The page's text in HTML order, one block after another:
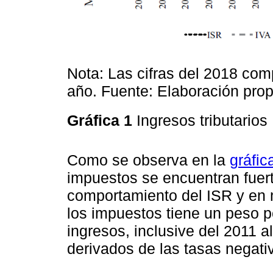
Nota: Las cifras del 2018
año. Fuente: Elaboración
Gráfica 1 Ingresos tributarios
Como se observa en la
impuestos se encuentran
comportamiento del ISR y
los impuestos tiene un peso
ingresos, inclusive del 2011
derivados de las tasas